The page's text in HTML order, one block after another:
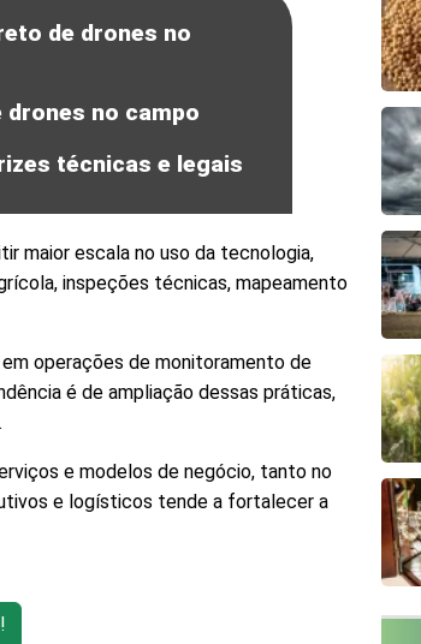
de drones no
no campo
técnicas e legais
maior escala no uso da tecnologia,
inspeções técnicas, mapeamento
operações de monitoramento de
é de ampliação dessas práticas,
e modelos de negócio, tanto no
e logísticos tende a fortalecer a